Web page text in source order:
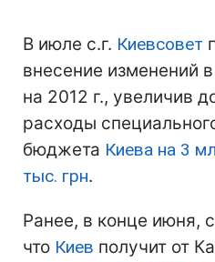
В июле с.г. Киевсовет
внесение изменений
на 2012 г., увеличив
расходы
бюджета Киева на 3
тыс. грн.
Ранее, в конце июня,
что Киев получит от